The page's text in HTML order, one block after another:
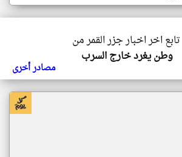
تابع اخر اخبار جزر القمر من
وطن يغرد خارج السرب
مصادر أخرى